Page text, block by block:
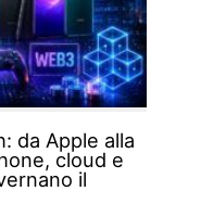
da Apple alla
cloud e
il